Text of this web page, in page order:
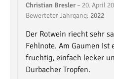
Christian Bresler– 20. April
Bewerteter Jahrgang: 2022
Der Rotwein riecht sehr
Fehlnote. Am Gaumen ist
fruchtig, einfach lecker
Durbacher Tropfen.